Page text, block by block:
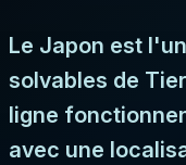
Le Japon est
solvables de
ligne
avec une